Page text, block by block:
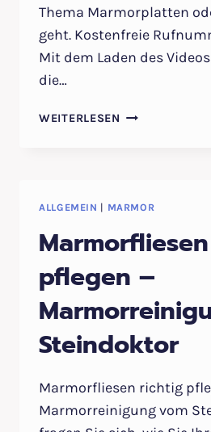
Thema Marmorplatten
geht. Kostenfreie
Mit dem Laden des
die…
WEITERLESEN MARMOR
REINIGUNG
SANIERUNG
TIPPS
ALLGEMEIN | MARMOR
pflegen –
Steindoktor
Marmorfliesen richtig
Marmorreinigung vom